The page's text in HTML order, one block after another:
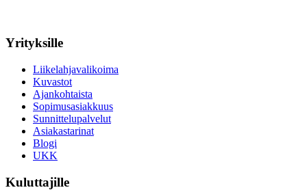
Yrityksille
Liikelahjavalikoima
Kuvastot
Ajankohtaista
Sopimusasiakkuus
Sunnittelupalvelut
Asiakastarinat
Blogi
UKK
Kuluttajille